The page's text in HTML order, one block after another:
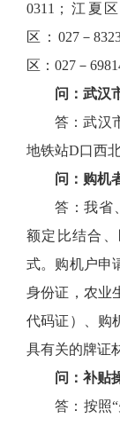
0311；江夏区
区：027－
区：027－
问：武汉
答：武汉
地铁站D口西
问：购机
答：我省
额定比结合
式。购机户申
身份证，农业
代码证）、购
具有关的牌证
问：补贴
答：按照